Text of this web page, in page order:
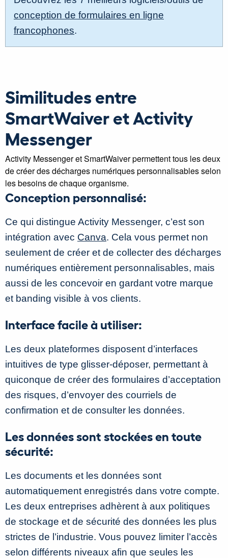
conception de formulaires en ligne
francophones.
Similitudes entre
SmartWaiver et Activity
Messenger
Activity Messenger et SmartWaiver permettent tous les deux
de créer des décharges numériques personnalisables selon
les besoins de chaque organisme.
Conception personnalisé:
Ce qui distingue Activity Messenger, c’est son
intégration avec Canva. Cela vous permet non
seulement de créer et de collecter des décharges
numériques entièrement personnalisables, mais
aussi de les concevoir en gardant votre marque
et banding visible à vos clients.
Interface facile à utiliser:
Les deux plateformes disposent d’interfaces
intuitives de type glisser-déposer, permettant à
quiconque de créer des formulaires d’acceptation
des risques, d’envoyer des courriels de
confirmation et de consulter les données.
Les données sont stockées en toute
sécurité:
Les documents et les données sont
automatiquement enregistrés dans votre compte.
Les deux entreprises adhèrent à aux politiques
de stockage et de sécurité des données les plus
strictes de l’industrie. Vous pouvez limiter l’accès
selon différents niveaux afin que seules les